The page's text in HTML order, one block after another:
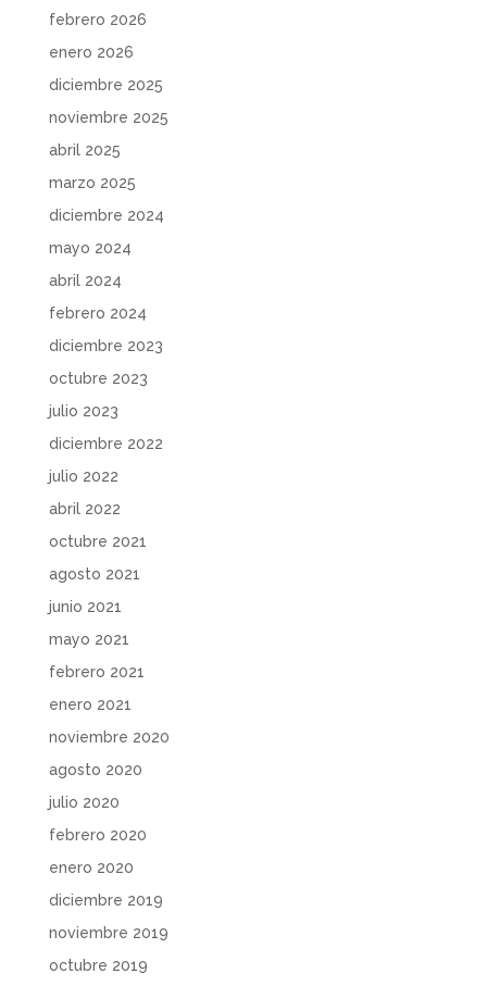
febrero 2026
enero 2026
diciembre 2025
noviembre 2025
abril 2025
marzo 2025
diciembre 2024
mayo 2024
abril 2024
febrero 2024
diciembre 2023
octubre 2023
julio 2023
diciembre 2022
julio 2022
abril 2022
octubre 2021
agosto 2021
junio 2021
mayo 2021
febrero 2021
enero 2021
noviembre 2020
agosto 2020
julio 2020
febrero 2020
enero 2020
diciembre 2019
noviembre 2019
octubre 2019